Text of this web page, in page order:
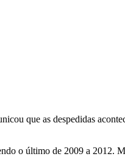
que as despedidas
o último de 2009 a 2012.